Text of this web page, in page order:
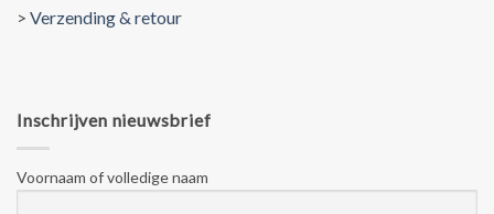
> Verzending & retour
Inschrijven nieuwsbrief
Voornaam of volledige naam